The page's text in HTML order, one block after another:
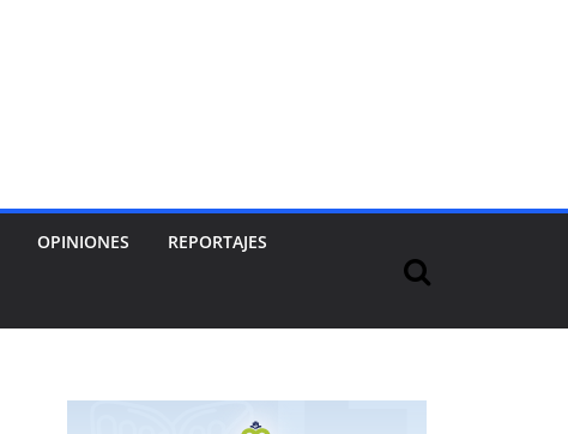
OPINIONES REPORTAJES